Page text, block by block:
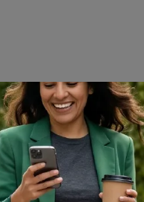
aperturas de la tarjeta
en el botón solicítala aquí. La
permitido es de
suministrada por el
de recepción y podría
CMR Puntos por cada